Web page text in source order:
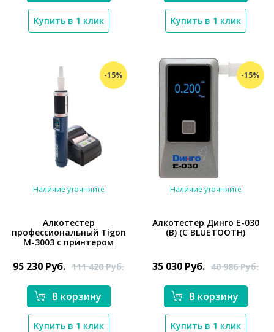
Купить в 1 клик Купить в 1 клик
-15%
*}
Наличие уточняйте
Алкотестер
профессиональный Tigon
M-3003 с принтером
95 230 Руб. 111 420Руб.
В корзину
Купить в 1 клик
-15%
Наличие уточняйте
Алкотестер Динго Е-030
(B) (С BLUETOOTH)
35 030 Руб. 40 986Руб.
В корзину
Купить в 1 клик